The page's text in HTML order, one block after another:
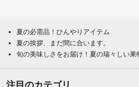
夏の必需品！ひんやりアイテム
夏の挨拶、まだ間に合います。
旬の美味しさをお届け！夏の瑞々しい果